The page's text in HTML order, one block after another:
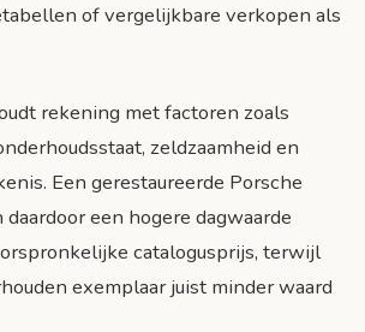
of vergelijkbare verkopen als
rekening met factoren zoals
zeldzaamheid en
Een gerestaureerde Porsche
een hogere dagwaarde
catalogusprijs, terwijl
exemplaar juist minder waard